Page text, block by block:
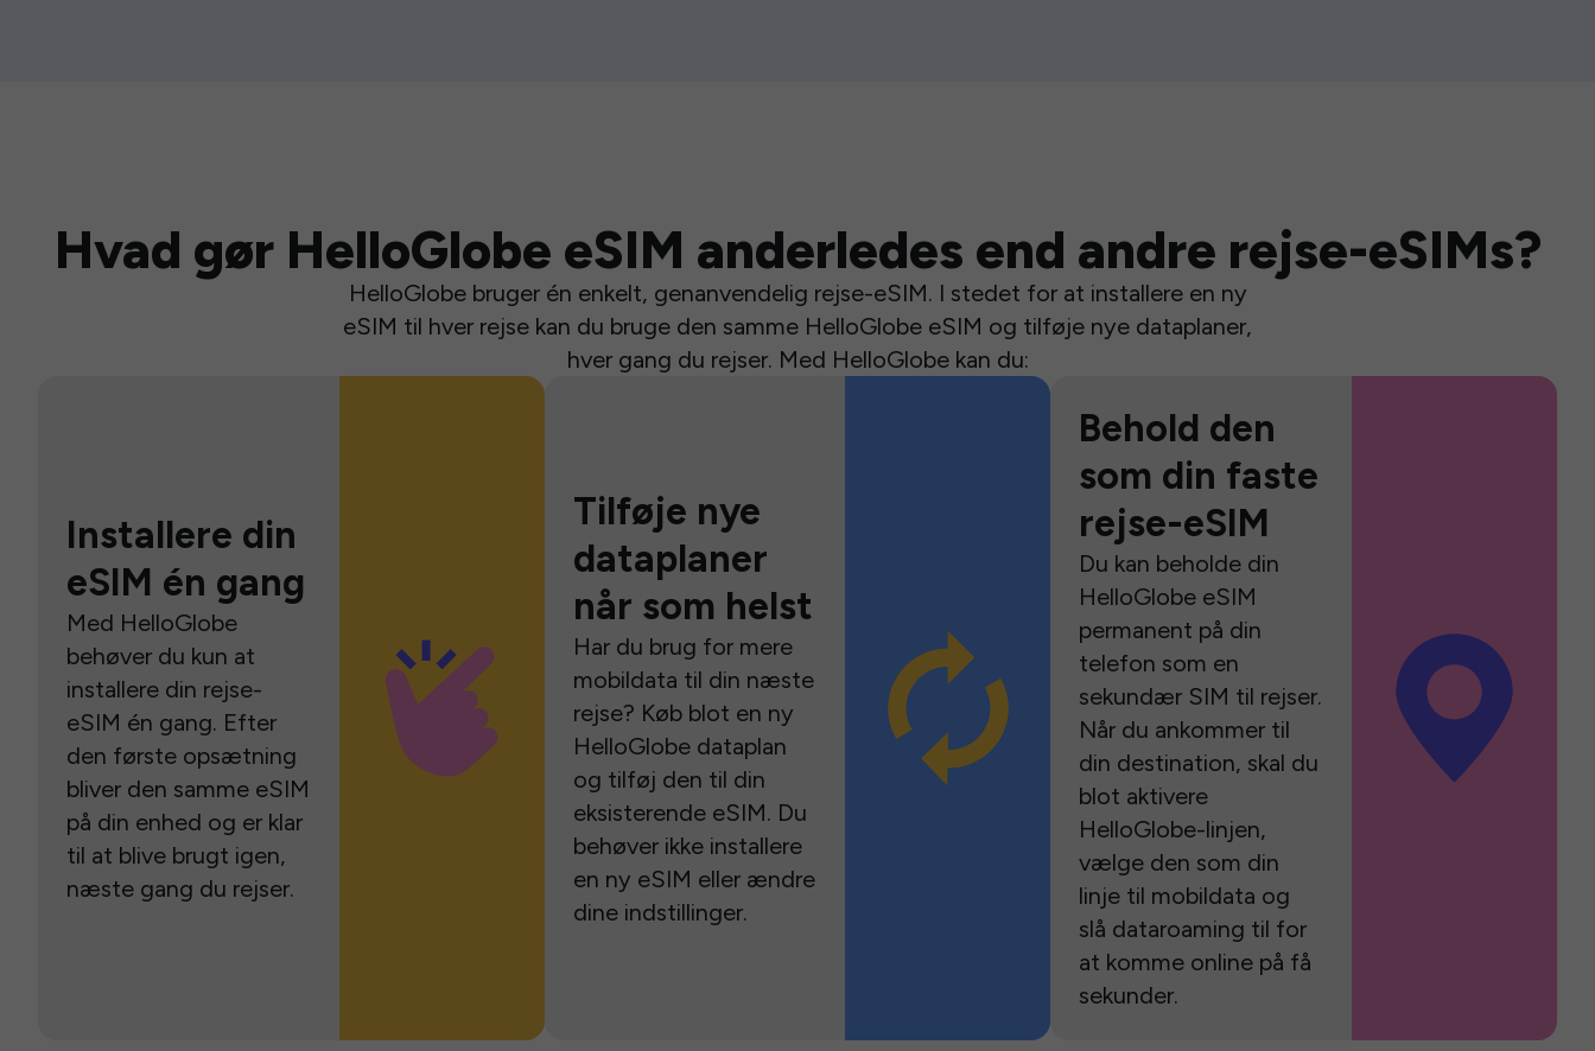
Hvad gør HelloGlobe eSIM anderledes end andre rejse-eSIMs?
HelloGlobe bruger én enkelt, genanvendelig rejse-eSIM. I stedet for at installere en ny
eSIM til hver rejse kan du bruge den samme HelloGlobe eSIM og tilføje nye dataplaner,
hver gang du rejser. Med HelloGlobe kan du:
Installere din
eSIM én gang
Med HelloGlobe
behøver du kun at
installere din rejse-
eSIM én gang. Efter
den første opsætning
bliver den samme eSIM
på din enhed og er klar
til at blive brugt igen,
næste gang du rejser.
Tilføje nye
dataplaner
når som helst
Har du brug for mere
mobildata til din næste
rejse? Køb blot en ny
HelloGlobe dataplan
og tilføj den til din
eksisterende eSIM. Du
behøver ikke installere
en ny eSIM eller ændre
dine indstillinger.
Behold den
som din faste
rejse-eSIM
Du kan beholde din
HelloGlobe eSIM
permanent på din
telefon som en
sekundær SIM til rejser.
Når du ankommer til
din destination, skal du
blot aktivere
HelloGlobe-linjen,
vælge den som din
linje til mobildata og
slå dataroaming til for
at komme online på få
sekunder.